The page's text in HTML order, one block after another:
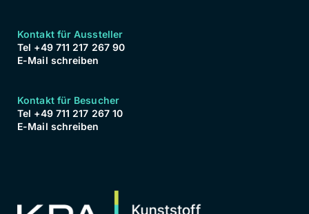
Kontakt für Aussteller
Tel +49 711 217 267 90
E-Mail schreiben
Kontakt für Besucher
Tel +49 711 217 267 10
E-Mail schreiben